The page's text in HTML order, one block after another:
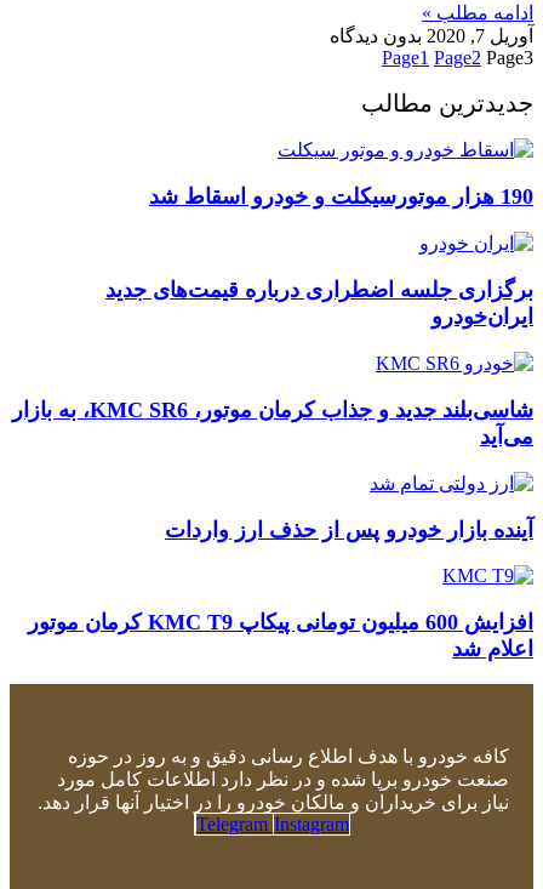
ادامه مطلب »
آوریل 7, 2020
بدون دیدگاه
Page1 Page2 Page3
جدیدترین مطالب
190 هزار موتورسیکلت و خودرو اسقاط شد
برگزاری جلسه اضطراری درباره قیمت‌های جدید
ایران‌خودرو
شاسی‌بلند جدید و جذاب کرمان موتور، KMC SR6، به بازار
می‌آید
آینده بازار خودرو پس از حذف ارز واردات
افزایش 600 میلیون تومانی پیکاپ KMC T9 کرمان موتور
اعلام شد
کافه خودرو با هدف اطلاع رسانی دقیق و به روز در حوزه
صنعت خودرو برپا شده و در نظر دارد اطلاعات کامل مورد
نیاز برای خریداران و مالکان خودرو را در اختیار آنها قرار دهد.
Telegram Instagram